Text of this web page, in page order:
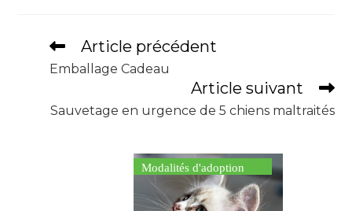
Article précédent
Emballage Cadeau
Article suivant
Sauvetage en urgence de 5 chiens maltraités